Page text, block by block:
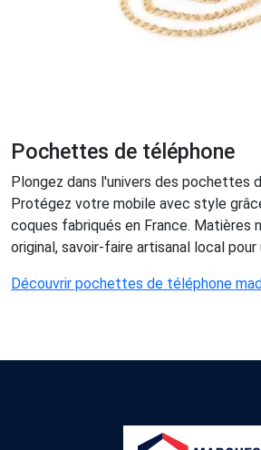
Pochettes de téléphone
Plongez dans l'univers des pochettes
Protégez votre mobile avec style
coques fabriqués en France. Matières
original, savoir-faire artisanal local pour
Découvrir pochettes de téléphone